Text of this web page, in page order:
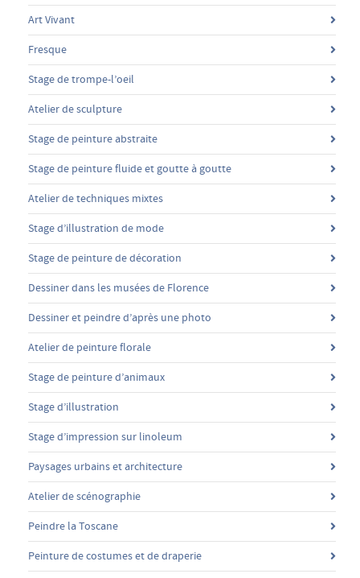
Art Vivant
Fresque
Stage de trompe-l’oeil
Atelier de sculpture
Stage de peinture abstraite
Stage de peinture fluide et goutte à goutte
Atelier de techniques mixtes
Stage d’illustration de mode
Stage de peinture de décoration
Dessiner dans les musées de Florence
Dessiner et peindre d’après une photo
Atelier de peinture florale
Stage de peinture d’animaux
Stage d’illustration
Stage d’impression sur linoleum
Paysages urbains et architecture
Atelier de scénographie
Peindre la Toscane
Peinture de costumes et de draperie